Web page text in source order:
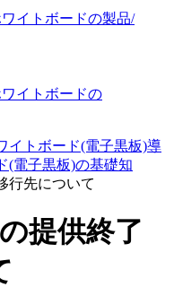
イトボードの製品/
イトボードの
イトボード(電子黒板)導
(電子黒板)の基礎知
行先について
提供終了